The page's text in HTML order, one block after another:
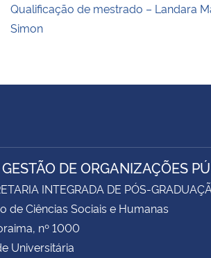
Qualificação de mestrado – Landara
Simon
GESTÃO DE ORGANIZAÇÕES
INTEGRADA DE PÓS-
de Ciências Sociais e Humanas
nº 1000
Universitária